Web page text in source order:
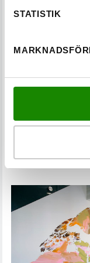
STATISTIK
SKOLA
SKOLA